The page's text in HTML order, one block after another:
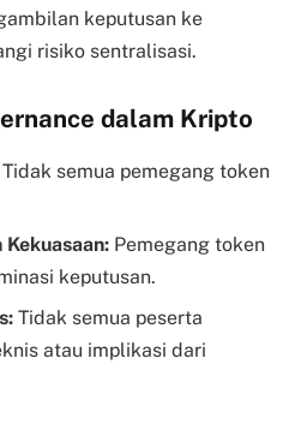
keputusan ke
risiko sentralisasi.
dalam Kripto
Tidak semua pemegang token
Pemegang token
keputusan.
Tidak semua peserta
atau implikasi dari